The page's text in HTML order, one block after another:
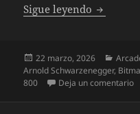
Sigue leyendo
Publicado
el
22 marzo, 2026
Arnold Schwarzenegger,
800
Deja un comentario